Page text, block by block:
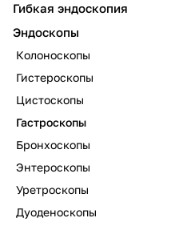
Гибкая эндоскопия
Эндоскопы
Колоноскопы
Гистероскопы
Цистоскопы
Гастроскопы
Бронхоскопы
Энтероскопы
Уретроскопы
Дуоденоскопы